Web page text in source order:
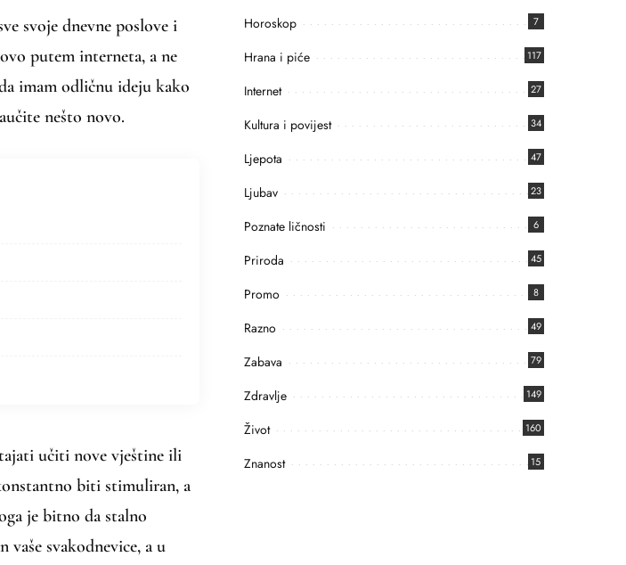
svoje dnevne poslove i
putem interneta, a ne
imam odličnu ideju kako
nešto novo.
učiti nove vještine ili
biti stimuliran, a
je bitno da stalno
vaše svakodnevice, a u
Horoskop 7
Hrana i piće 117
Internet 27
Kultura i povijest 34
Ljepota 47
Ljubav 23
Poznate ličnosti 6
Priroda 45
Promo 8
Razno 49
Zabava 79
Zdravlje 149
Život 160
Znanost 15